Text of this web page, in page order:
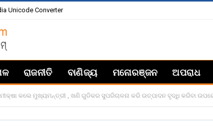
Unicode Converter
ରାଜନୀତି ବାଣିଜ୍ୟ ମନୋରଞ୍ଜନ ଅପରାଧ
କଲେ ମୁଖ୍ୟମନ୍ତ୍ରୀ , ଖଣି ଗୁଡିକର ସୁପରିଚାଳନା କରି ଉତ୍ପାଦନ ବୃଦ୍ଧି କରିବା